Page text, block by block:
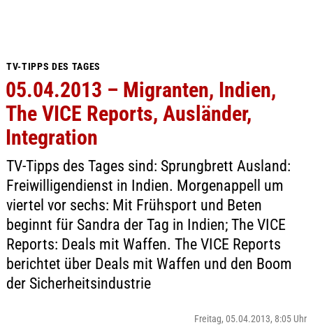
TV-TIPPS DES TAGES
05.04.2013 – Migranten, Indien,
The VICE Reports, Ausländer,
Integration
TV-Tipps des Tages sind: Sprungbrett Ausland:
Freiwilligendienst in Indien. Morgenappell um
viertel vor sechs: Mit Frühsport und Beten
beginnt für Sandra der Tag in Indien; The VICE
Reports: Deals mit Waffen. The VICE Reports
berichtet über Deals mit Waffen und den Boom
der Sicherheitsindustrie
Freitag, 05.04.2013, 8:05 Uhr